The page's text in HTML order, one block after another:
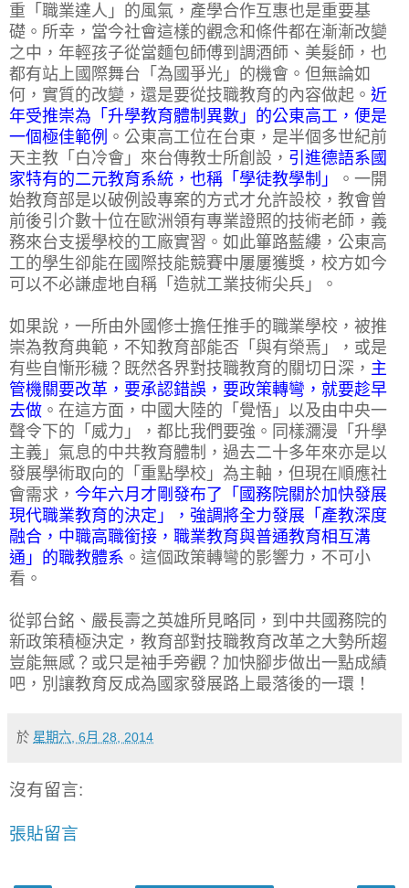
重「職業達人」的風氣，產學合作互惠也是重要基
礎。所幸，當今社會這樣的觀念和條件都在漸漸改變
之中，年輕孩子從當麵包師傅到調酒師、美髮師，也
都有站上國際舞台「為國爭光」的機會。但無論如
何，實質的改變，還是要從技職教育的內容做起。 近
年受推崇為「升學教育體制異數」的公東高工，便是
一個極佳範例 。公東高工位在台東，是半個多世紀前
天主教「白冷會」來台傳教士所創設， 引進德語系國
家特有的二元教育系統，也稱「學徒教學制」
。一開
始教育部是以破例設專案的方式才允許設校，教會曾
前後引介數十位在歐洲領有專業證照的技術老師，義
務來台支援學校的工廠實習。如此篳路藍縷，公東高
工的學生卻能在國際技能競賽中屢屢獲獎，校方如今
可以不必謙虛地自稱「造就工業技術尖兵」。
如果說，一所由外國修士擔任推手的職業學校，被推
崇為教育典範，不知教育部能否「與有榮焉」，或是
有些自慚形穢？既然各界對技職教育的關切日深， 主
管機關要改革，要承認錯誤，要政策轉彎，就要趁早
去做 。在這方面，中國大陸的「覺悟」以及由中央一
聲令下的「威力」，都比我們要強。同樣瀰漫「升學
主義」氣息的中共教育體制，過去二十多年來亦是以
發展學術取向的「重點學校」為主軸，但現在順應社
會需求， 今年六月才剛發布了「國務院關於加快發展
現代職業教育的決定」，強調將全力發展「產教深度
融合，中職高職銜接，職業教育與普通教育相互溝
通」的職教體系 。這個政策轉彎的影響力，不可小
看。
從郭台銘、嚴長壽之英雄所見略同，到中共國務院的
新政策積極決定，教育部對技職教育改革之大勢所趨
豈能無感？或只是袖手旁觀？加快腳步做出一點成績
吧，別讓教育反成為國家發展路上最落後的一環！
於 星期六, 6月 28, 2014
沒有留言:
張貼留言